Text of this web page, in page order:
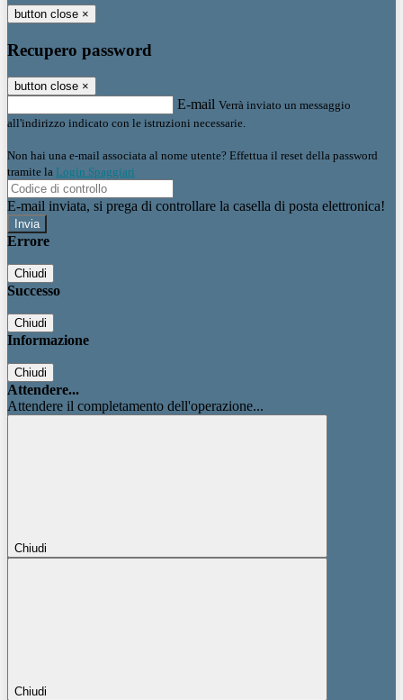
button close ×
Recupero password
button close ×
E-mail Verrà inviato un messaggio
all'indirizzo indicato con le istruzioni necessarie.
Non hai una e-mail associata al nome utente? Effettua il reset della password
tramite la Login Spaggiari
E-mail inviata, si prega di controllare la casella di posta elettronica!
Errore
Chiudi
Successo
Chiudi
Informazione
Chiudi
Attendere...
Attendere il completamento dell'operazione...
Chiudi
Chiudi